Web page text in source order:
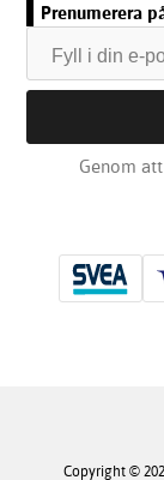
Prenumerera
Genom
Copyright ©